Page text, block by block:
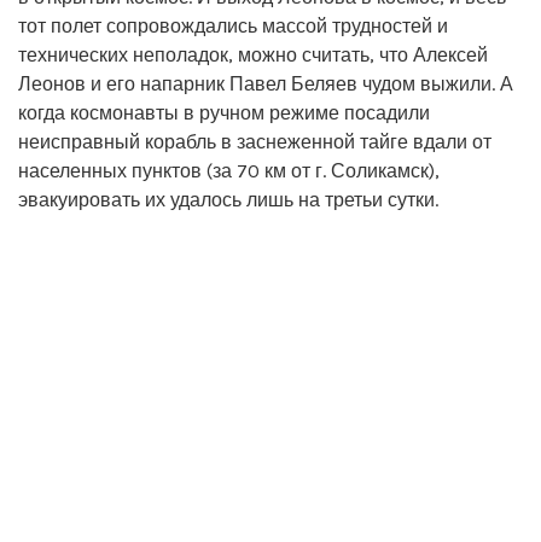
тот полет сопровождались массой трудностей и
технических неполадок, можно считать, что Алексей
Леонов и его напарник Павел Беляев чудом выжили. А
когда космонавты в ручном режиме посадили
неисправный корабль в заснеженной тайге вдали от
населенных пунктов (за 70 км от г. Соликамск),
эвакуировать их удалось лишь на третьи сутки.